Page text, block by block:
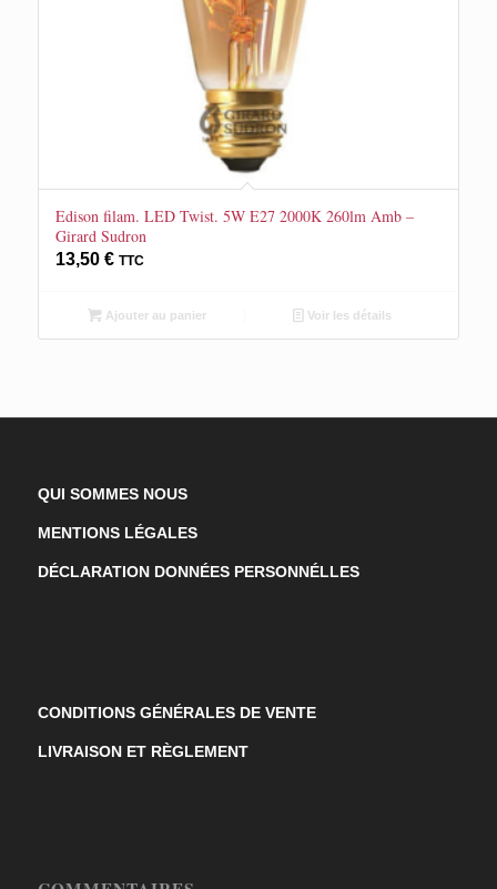
Edison filam. LED Twist. 5W E27 2000K 260lm Amb –
Girard Sudron
13,50 € TTC
Ajouter au panier Voir les détails
QUI SOMMES NOUS
MENTIONS LÉGALES
DÉCLARATION DONNÉES PERSONNÉLLES
CONDITIONS GÉNÉRALES DE VENTE
LIVRAISON ET RÈGLEMENT